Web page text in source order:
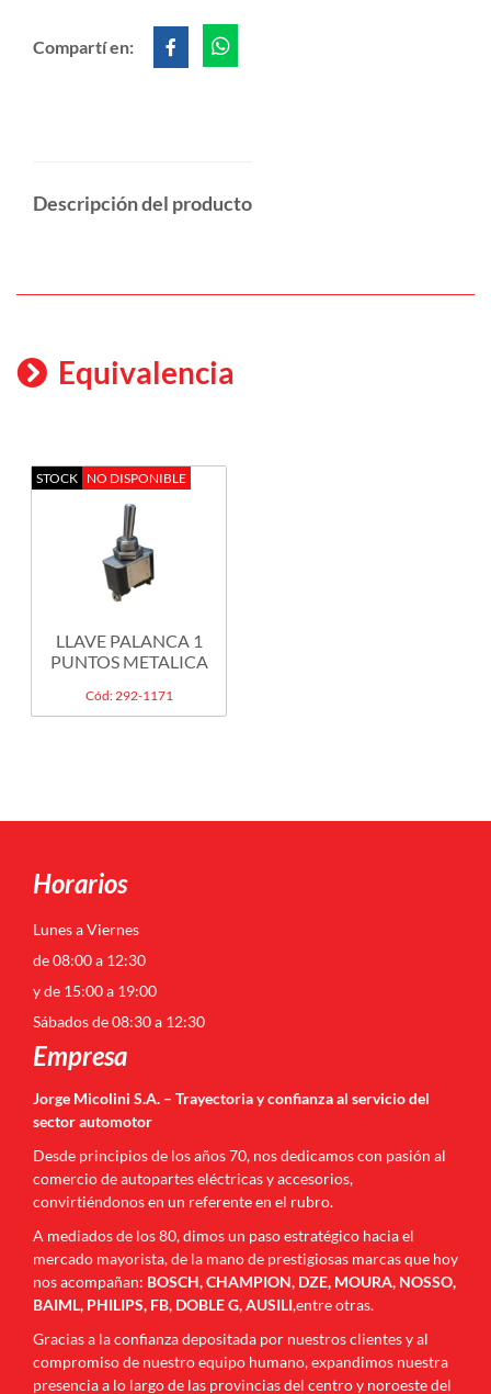
Compartí en:
Descripción del producto
Equivalencia
STOCK NO DISPONIBLE
LLAVE PALANCA 1
PUNTOS METALICA
Cód: 292-1171
Horarios
Lunes a Viernes
de 08:00 a 12:30
y de 15:00 a 19:00
Sábados de 08:30 a 12:30
Empresa
Jorge Micolini S.A. – Trayectoria y confianza al servicio del
sector automotor
Desde principios de los años 70, nos dedicamos con pasión al
comercio de autopartes eléctricas y accesorios,
convirtiéndonos en un referente en el rubro.
A mediados de los 80, dimos un paso estratégico hacia el
mercado mayorista, de la mano de prestigiosas marcas que hoy
nos acompañan: BOSCH, CHAMPION, DZE, MOURA, NOSSO,
BAIML, PHILIPS, FB, DOBLE G, AUSILI,entre otras.
Gracias a la confianza depositada por nuestros clientes y al
compromiso de nuestro equipo humano, expandimos nuestra
presencia a lo largo de las provincias del centro y noroeste del